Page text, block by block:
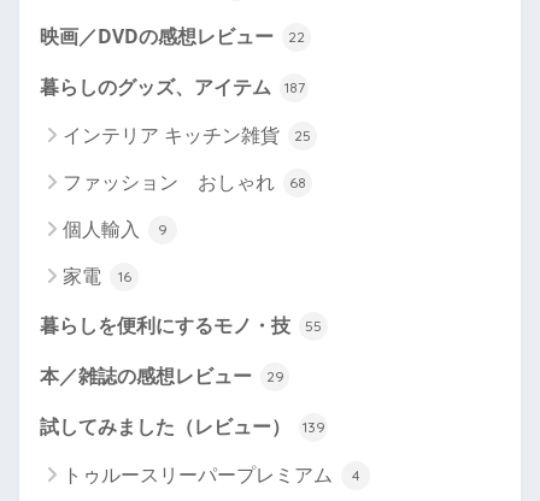
映画／DVDの感想レビュー 22
暮らしのグッズ、アイテム 187
インテリア キッチン雑貨 25
ファッション おしゃれ 68
個人輸入 9
家電 16
暮らしを便利にするモノ・技 55
本／雑誌の感想レビュー 29
試してみました（レビュー） 139
トゥルースリーパープレミアム 4